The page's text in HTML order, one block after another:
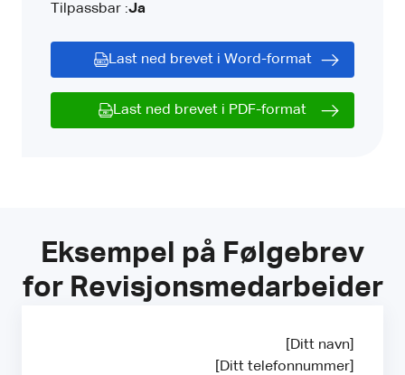
Tilpassbar :Ja
Last ned brevet i Word-format
Last ned brevet i PDF-format
Eksempel på Følgebrev
for Revisjonsmedarbeider
[Ditt navn]
[Ditt telefonnummer]